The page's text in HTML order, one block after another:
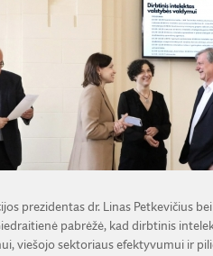
prezidentas dr. Linas Petkevičius bei
pabrėžė, kad dirbtinis
viešojo sektoriaus efektyvumui ir